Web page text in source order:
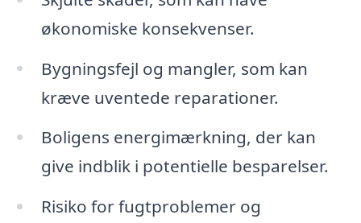
økonomiske konsekvenser.
Bygningsfejl og mangler, som kan
kræve uventede reparationer.
Boligens energimærkning, der kan
give indblik i potentielle besparelser.
Risiko for fugtproblemer og